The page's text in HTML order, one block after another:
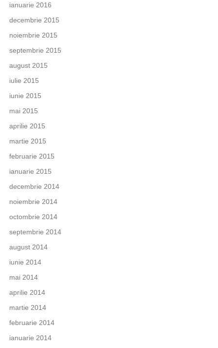
ianuarie 2016
decembrie 2015
noiembrie 2015
septembrie 2015
august 2015
iulie 2015
iunie 2015
mai 2015
aprilie 2015
martie 2015
februarie 2015
ianuarie 2015
decembrie 2014
noiembrie 2014
octombrie 2014
septembrie 2014
august 2014
iunie 2014
mai 2014
aprilie 2014
martie 2014
februarie 2014
ianuarie 2014